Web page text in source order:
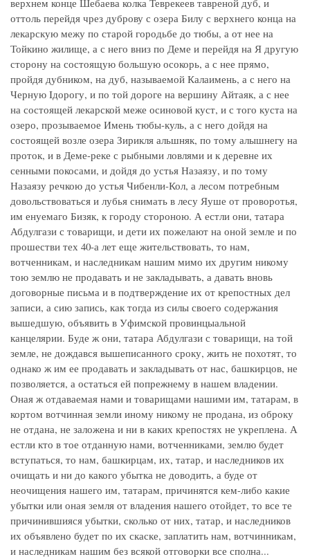
верхнем конце Шебаева колка Теврекеев тавреной дуб, и
оттоль перейдя чрез дуброву с озера Билу с верхнего конца на
лекарскую межу по старой городьбе до тюбы, а от нее на
Тойкино жилище, а с него вниз по Деме и перейдя на Я другую
сторону на состоящую большую осокорь, а с нее прямо,
пройдя дубником, на дуб, называемой Калаимень, а с него на
Черную Iдорогу, и по той дороге на вершину Айтаяк, а с нее
на состоящей лекарской меже осиновой куст, и с того куста на
озеро, прозываемое Имень тюбы-куль, а с него дойдя на
состоящей возле озера Зирикля альшняк, по тому алышнегу на
проток, и в Деме-реке с рыбными ловлями и к деревне их
сенными покосами, и дойдя до устья Назаязу, и по тому
Назаязу речкою до устья Чибенли-Кол, а лесом потребным
довольствоваться и лубья снимать в лесу Яуше от проворотья,
им енуемаго Бизяк, к городу стороною. А естли они, татара
Абдулгази с товарищи, и дети их пожелают на оной земле и по
прошестви тех 40-а лет еще жительствовать, то нам,
вотченникам, и наследникам нашим мимо их другим никому
тою землю не продавать и не закладывать, а давать вновь
договорные письма и в подтверждение их от крепостных дел
записи, а сию запись, как тогда из силы своего содержания
вышедшую, объявить в Уфимской провинцыальной
канцелярии. Буде ж они, татара Абдулгази с товарищи, на той
земле, не дождався вышеписанного сроку, жить не похотят, то
однако ж им ее продавать и закладывать от нас, башкирцов, не
позволяется, а остаться ей попрежнему в нашем владении.
Оная ж отдаваемая нами и товарищами нашими им, татарам, в
кортом вотчинная земли иному никому не продана, из оброку
не отдана, не заложена и ни в каких крепостях не укреплена. А
естли кто в тое отданную нами, вотченниками, землю будет
вступаться, то нам, башкирцам, их, татар, и наследников их
очищать и ни до какого убытка не доводить, а буде от
неочищения нашего им, татарам, причинятся кем-либо какие
убытки или оная земля от владения нашего отойдет, то все те
причинившияся убытки, сколько от них, татар, и наследников
их объявлено будет по их скаске, заплатить нам, вотчинникам,
и наследникам нашим без всякой отговорки все сполна...